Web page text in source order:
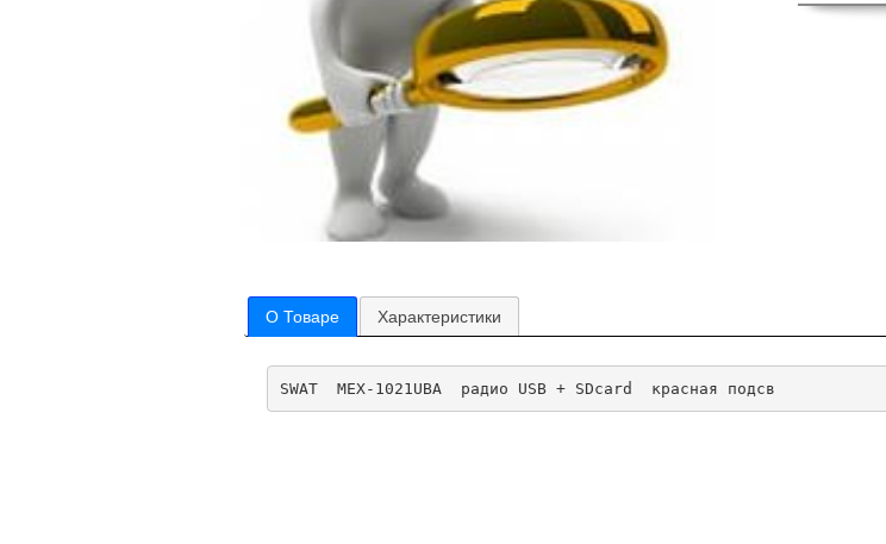
О Товаре Характеристики
SWAT  MEX-1021UBA  радио USB + SDcard  красная подсв